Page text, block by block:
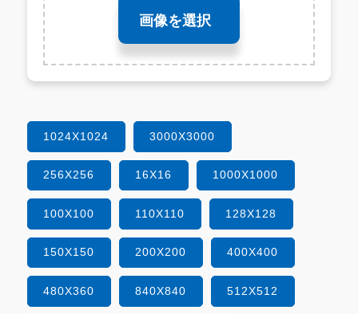
画像を選択
1024X1024 3000X3000
256X256 16X16 1000X1000
100X100 110X110 128X128
150X150 200X200 400X400
480X360 840X840 512X512